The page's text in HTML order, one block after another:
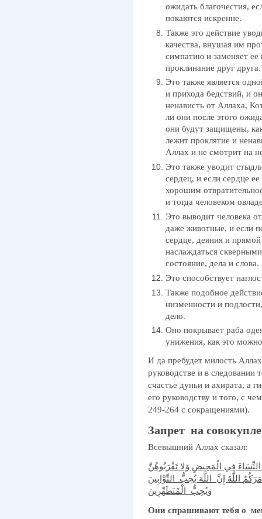
ожидать благочестия,
покаются искренне.
Также это действие
качества, внушая им
симпатию и заменяет
проклинание друг друга.
Это также является
и прихода бедствий, и
ненависть от Аллаха,
ли они после этого
они будут защищены,
лежит проклятие и
Аллах и не смотрит на
Это также уводит
сердец, и если сердце
хорошим
и тогда человеком
Это выводит человека
даже животные, и если
сердце, деяния и прямой
наслаждаться
состояние, дела и слова.
Это способствует
Также подобное
низменности и
дело.
Оно покрывает раба
унижения, как это
И да пребудет милость
руководстве и в
счастье дуньи и ахирата, а
его руководству и того, с
249-264 с сокращениями).
Запрет на
Всевышний Аллах сказал:
فِي الْمَحِيضِ وَلا تَقْرَبُوهُنَّ
اللَّهُ إِنَّ اللَّهَ يُحِبُّ التَّوَّابِينَ
وَيُحِبُّ الْمُتَطَهِّرِينَ
Они спрашивают тебя о